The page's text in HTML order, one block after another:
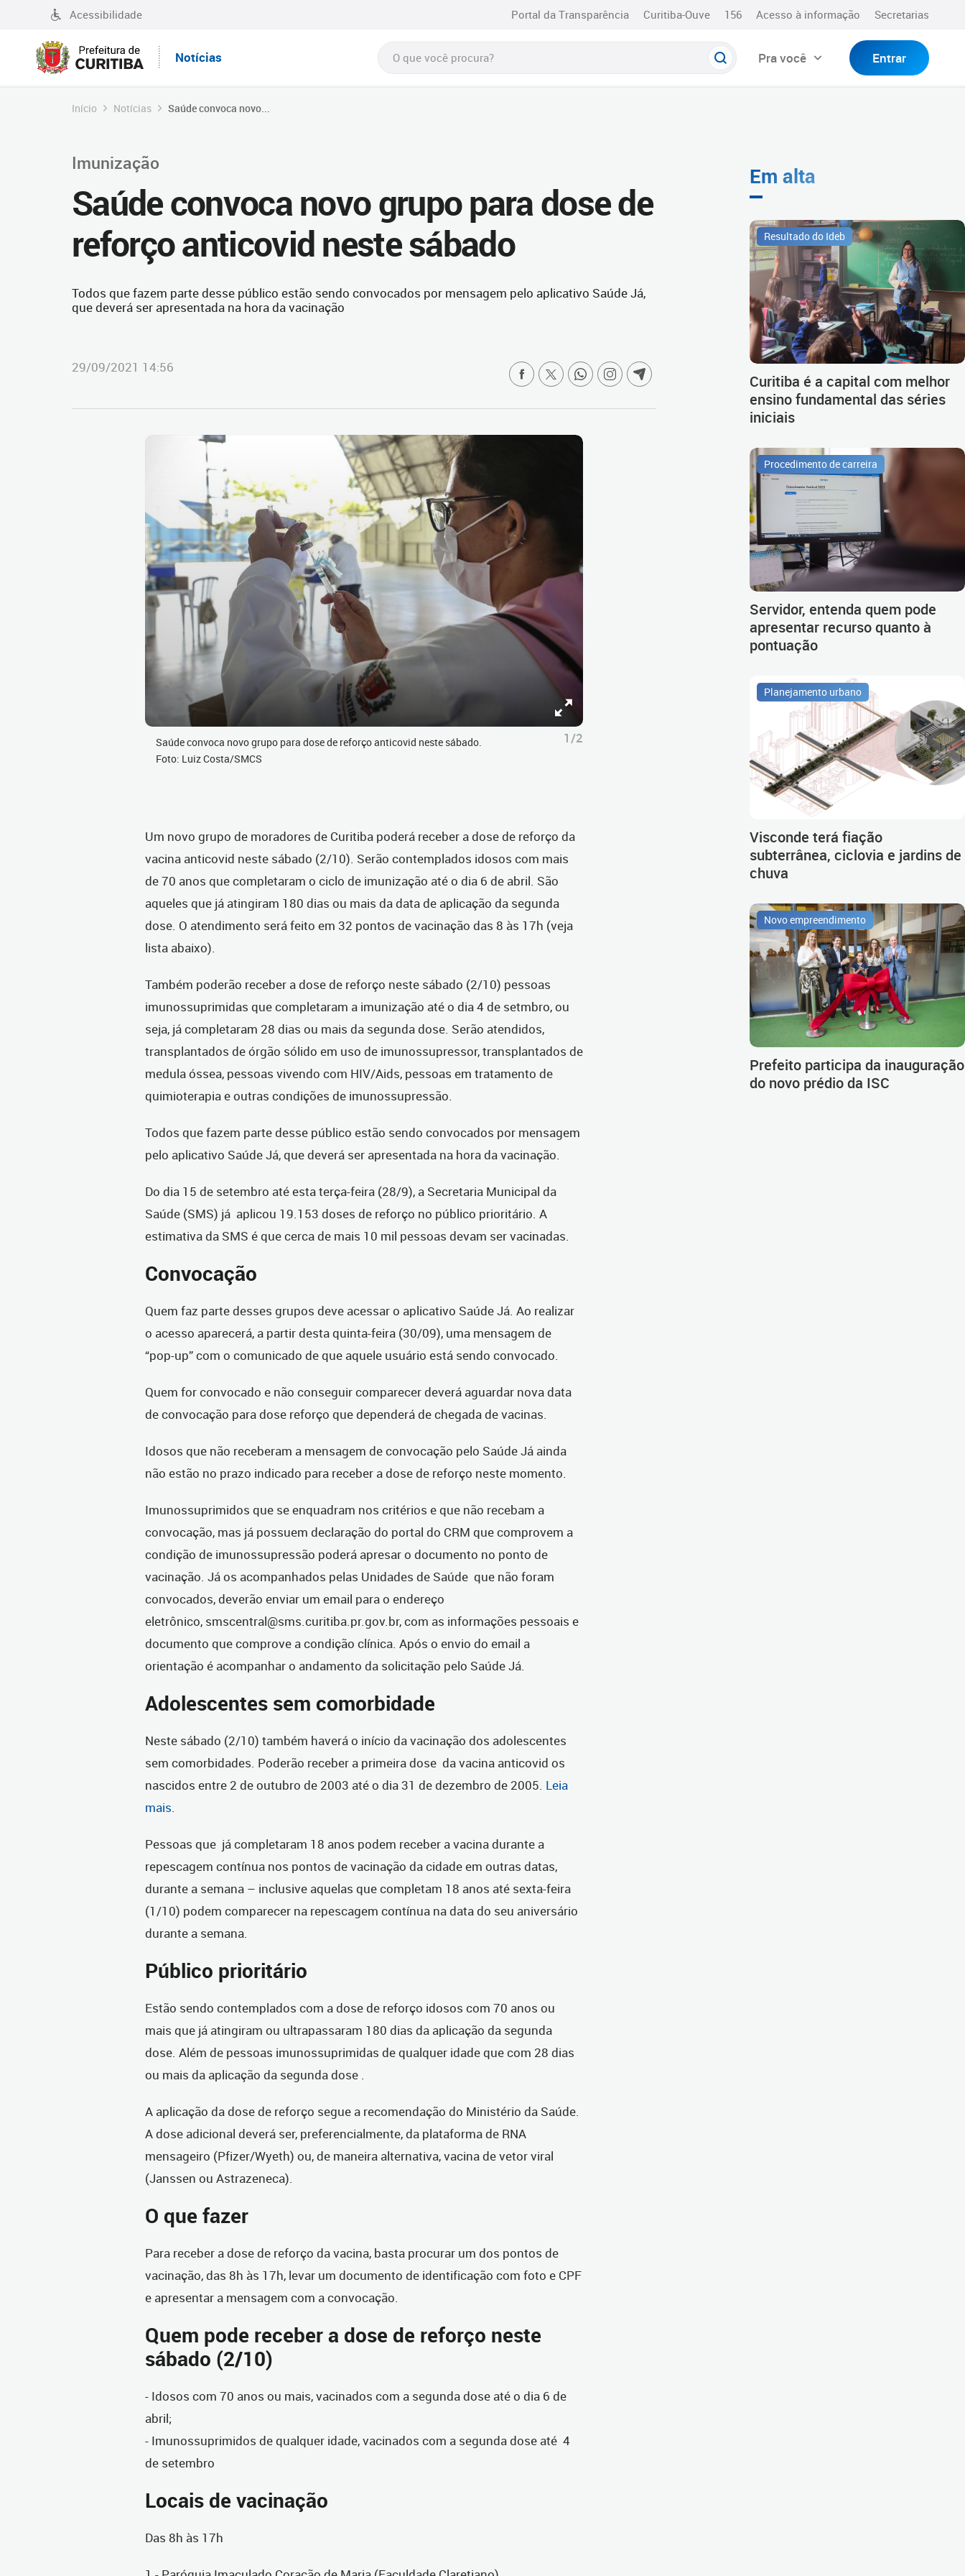
Acessibilidade Portal da Transparência Curitiba-Ouve 156 Acesso à informação Secretarias
Notícias Pra você Entrar
Início Notícias Saúde convoca novo...
Imunização
Saúde convoca novo grupo para dose de
reforço anticovid neste sábado
Todos que fazem parte desse público estão sendo convocados por mensagem pelo aplicativo Saúde Já,
que deverá ser apresentada na hora da vacinação
29/09/2021 14:56
Saúde convoca novo grupo para dose de reforço anticovid neste sábado.
Foto: Luiz Costa/SMCS
1/2
Um novo grupo de moradores de Curitiba poderá receber a dose de reforço da
vacina anticovid neste sábado (2/10). Serão contemplados idosos com mais
de 70 anos que completaram o ciclo de imunização até o dia 6 de abril. São
aqueles que já atingiram 180 dias ou mais da data de aplicação da segunda
dose. O atendimento será feito em 32 pontos de vacinação das 8 às 17h (veja
lista abaixo).
Também poderão receber a dose de reforço neste sábado (2/10) pessoas
imunossuprimidas que completaram a imunização até o dia 4 de setmbro, ou
seja, já completaram 28 dias ou mais da segunda dose. Serão atendidos,
transplantados de órgão sólido em uso de imunossupressor, transplantados de
medula óssea, pessoas vivendo com HIV/Aids, pessoas em tratamento de
quimioterapia e outras condições de imunossupressão.
Todos que fazem parte desse público estão sendo convocados por mensagem
pelo aplicativo Saúde Já, que deverá ser apresentada na hora da vacinação.
Do dia 15 de setembro até esta terça-feira (28/9), a Secretaria Municipal da
Saúde (SMS) já aplicou 19.153 doses de reforço no público prioritário. A
estimativa da SMS é que cerca de mais 10 mil pessoas devam ser vacinadas.
Convocação
Quem faz parte desses grupos deve acessar o aplicativo Saúde Já. Ao realizar
o acesso aparecerá, a partir desta quinta-feira (30/09), uma mensagem de
“pop-up” com o comunicado de que aquele usuário está sendo convocado.
Quem for convocado e não conseguir comparecer deverá aguardar nova data
de convocação para dose reforço que dependerá de chegada de vacinas.
Idosos que não receberam a mensagem de convocação pelo Saúde Já ainda
não estão no prazo indicado para receber a dose de reforço neste momento.
Imunossuprimidos que se enquadram nos critérios e que não recebam a
convocação, mas já possuem declaração do portal do CRM que comprovem a
condição de imunossupressão poderá apresar o documento no ponto de
vacinação. Já os acompanhados pelas Unidades de Saúde que não foram
convocados, deverão enviar um email para o endereço
eletrônico, smscentral@sms.curitiba.pr.gov.br, com as informações pessoais e
documento que comprove a condição clínica. Após o envio do email a
orientação é acompanhar o andamento da solicitação pelo Saúde Já.
Adolescentes sem comorbidade
Neste sábado (2/10) também haverá o início da vacinação dos adolescentes
sem comorbidades. Poderão receber a primeira dose da vacina anticovid os
nascidos entre 2 de outubro de 2003 até o dia 31 de dezembro de 2005. Leia
mais.
Pessoas que já completaram 18 anos podem receber a vacina durante a
repescagem contínua nos pontos de vacinação da cidade em outras datas,
durante a semana – inclusive aquelas que completam 18 anos até sexta-feira
(1/10) podem comparecer na repescagem contínua na data do seu aniversário
durante a semana.
Público prioritário
Estão sendo contemplados com a dose de reforço idosos com 70 anos ou
mais que já atingiram ou ultrapassaram 180 dias da aplicação da segunda
dose. Além de pessoas imunossuprimidas de qualquer idade que com 28 dias
ou mais da aplicação da segunda dose .
A aplicação da dose de reforço segue a recomendação do Ministério da Saúde.
A dose adicional deverá ser, preferencialmente, da plataforma de RNA
mensageiro (Pfizer/Wyeth) ou, de maneira alternativa, vacina de vetor viral
(Janssen ou Astrazeneca).
O que fazer
Para receber a dose de reforço da vacina, basta procurar um dos pontos de
vacinação, das 8h às 17h, levar um documento de identificação com foto e CPF
e apresentar a mensagem com a convocação.
Quem pode receber a dose de reforço neste
sábado (2/10)
- Idosos com 70 anos ou mais, vacinados com a segunda dose até o dia 6 de
abril;
- Imunossuprimidos de qualquer idade, vacinados com a segunda dose até 4
de setembro
Locais de vacinação
Das 8h às 17h
Em alta
Resultado do Ideb
Curitiba é a capital com melhor
ensino fundamental das séries
iniciais
Procedimento de carreira
Servidor, entenda quem pode
apresentar recurso quanto à
pontuação
Planejamento urbano
Visconde terá fiação
subterrânea, ciclovia e jardins de
chuva
Novo empreendimento
Prefeito participa da inauguração
do novo prédio da ISC